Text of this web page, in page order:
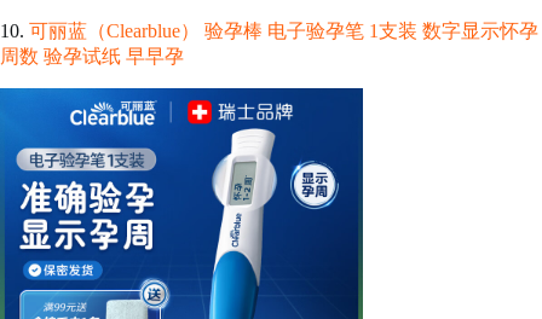
10. 可丽蓝（Clearblue） 验孕棒 电子验孕笔 1支装 数字显示怀孕
周数 验孕试纸 早早孕